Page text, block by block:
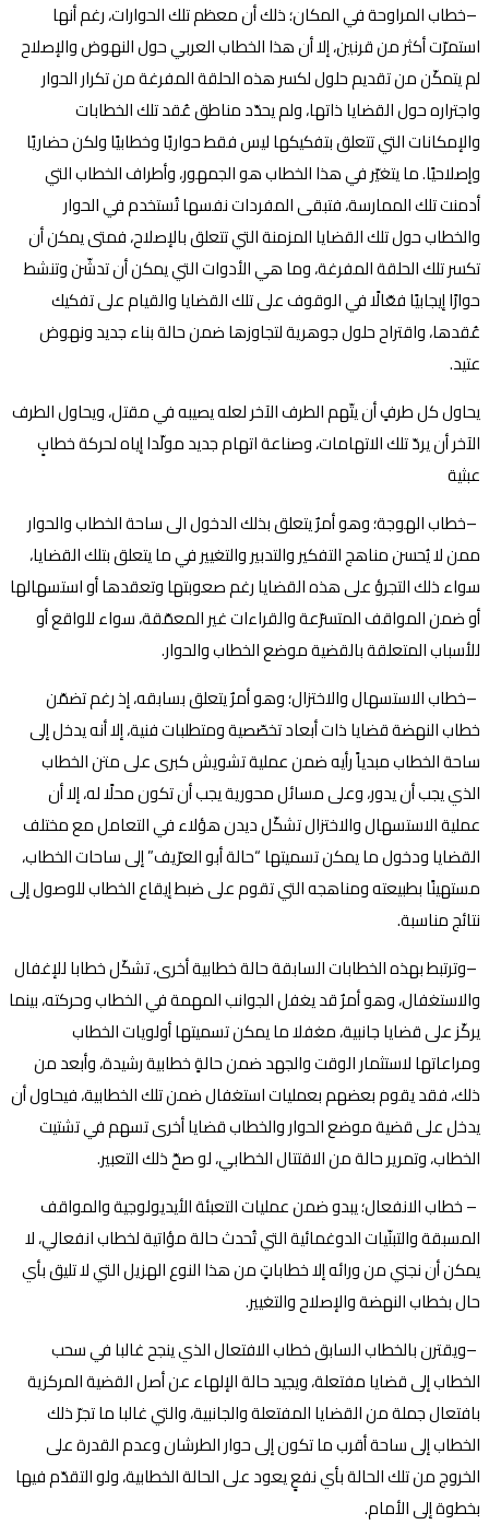
–خطاب المراوحة في المكان؛ ذلك أن معظم تلك الحوارات، رغم أنها
استمرّت أكثر من قرنين، إلا أن هذا الخطاب العربي حول النهوض والإصلاح
لم يتمكّن من تقديم حلول لكسر هذه الحلقة المفرغة من تكرار الحوار
واجتراره حول القضايا ذاتها، ولم يحدّد مناطق عُقد تلك الخطابات
والإمكانات التي تتعلق بتفكيكها ليس فقط حواريًا وخطابيًا ولكن حضاريًا
وإصلاحيًا. ما يتغيّر في هذا الخطاب هو الجمهور، وأطراف الخطاب التي
أدمنت تلك الممارسة، فتبقى المفردات نفسها تُستخدم في الحوار
والخطاب حول تلك القضايا المزمنة التي تتعلق بالإصلاح، فمتى يمكن أن
تكسر تلك الحلقة المفرغة، وما هي الأدوات التي يمكن أن تدشّن وتنشط
حوارًا إيجابيًا فعّالًا في الوقوف على تلك القضايا والقيام على تفكيك
عُقدها، واقتراح حلول جوهرية لتجاوزها ضمن حالة بناء جديد ونهوض
عتيد.
يحاول كل طرفٍ أن يتّهم الطرف الآخر لعله يصيبه في مقتل، ويحاول الطرف
الآخر أن يردّ تلك الاتهامات، وصناعة اتهام جديد مولّدا إياه لحركة خطابٍ
عبثية
–خطاب الهوجة؛ وهو أمرٌ يتعلق بذلك الدخول الى ساحة الخطاب والحوار
ممن لا يُحسن مناهج التفكير والتدبير والتغيير في ما يتعلق بتلك القضايا،
سواء ذلك التجرؤ على هذه القضايا رغم صعوبتها وتعقدها أو استسهالها
أو ضمن المواقف المتسرّعة والقراءات غير المعمّقة، سواء للواقع أو
للأسباب المتعلقة بالقضية موضع الخطاب والحوار.
–خطاب الاستسهال والاختزال؛ وهو أمرٌ يتعلق بسابقه، إذ رغم تضمّن
خطاب النهضة قضايا ذات أبعاد تخصّصية ومتطلبات فنية، إلا أنه يدخل إلى
ساحة الخطاب مبدياً رأيه ضمن عملية تشويش كبرى على متن الخطاب
الذي يجب أن يدور، وعلى مسائل محورية يجب أن تكون محلًا له، إلا أن
عملية الاستسهال والاختزال تشكّل ديدن هؤلاء في التعامل مع مختلف
القضايا ودخول ما يمكن تسميتها “حالة أبو العرّيف” إلى ساحات الخطاب،
مستهينًا بطبيعته ومناهجه التي تقوم على ضبط إيقاع الخطاب للوصول إلى
نتائج مناسبة.
–وترتبط بهذه الخطابات السابقة حالة خطابية أخرى، تشكّل خطابا للإغفال
والاستغفال، وهو أمرٌ قد يغفل الجوانب المهمة في الخطاب وحركته، بينما
يركّز على قضايا جانبية، مغفلا ما يمكن تسميتها أولويات الخطاب
ومراعاتها لاستثمار الوقت والجهد ضمن حالةٍ خطابية رشيدة، وأبعد من
ذلك، فقد يقوم بعضهم بعمليات استغفال ضمن تلك الخطابية، فيحاول أن
يدخل على قضية موضع الحوار والخطاب قضايا أخرى تسهم في تشتيت
الخطاب، وتمرير حالة من الاقتتال الخطابي، لو صحّ ذلك التعبير.
–خطاب الانفعال؛ يبدو ضمن عمليات التعبئة الأيديولوجية والمواقف
المسبقة والتبنّيات الدوغمائية التي تُحدث حالة مؤاتية لخطاب انفعالي، لا
يمكن أن نجني من ورائه إلا خطاباتٍ من هذا النوع الهزيل التي لا تليق بأي
حال بخطاب النهضة والإصلاح والتغيير.
–ويقترن بالخطاب السابق خطاب الافتعال الذي ينجح غالبا في سحب
الخطاب إلى قضايا مفتعلة، ويجيد حالة الإلهاء عن أصل القضية المركزية
بافتعال جملة من القضايا المفتعلة والجانبية، والتي غالبا ما تجرّ ذلك
الخطاب إلى ساحة أقرب ما تكون إلى حوار الطرشان وعدم القدرة على
الخروج من تلك الحالة بأي نفعٍ يعود على الحالة الخطابية، ولو التقدّم فيها
بخطوة إلى الأمام.